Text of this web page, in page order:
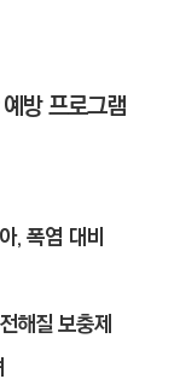
방 프로그램
, 폭염 대비
해질 보충제